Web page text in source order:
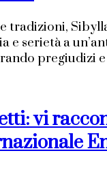
tradizioni,
e serietà a
pregiudizi
vi